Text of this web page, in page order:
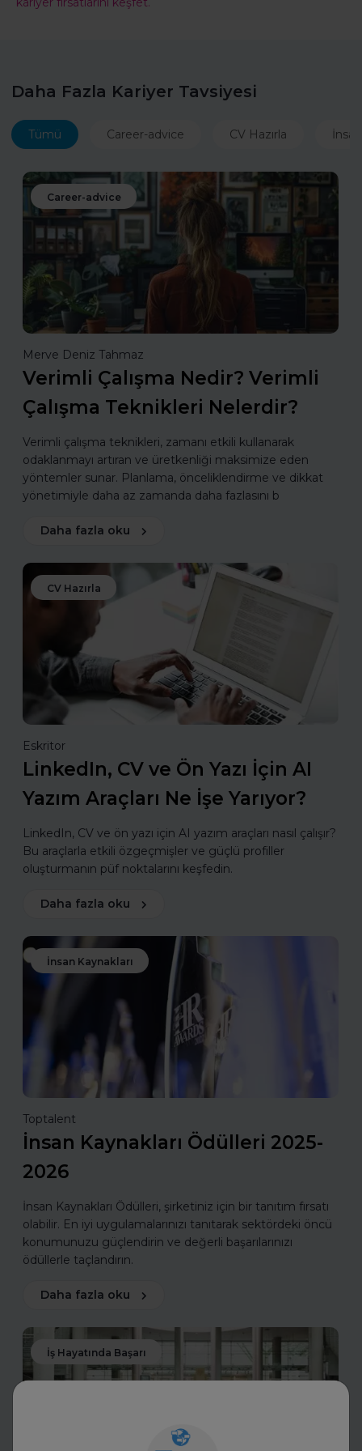
Daha Fazla Kariyer Tavsiyesi
Tümü Career-advice CV Hazırla
Career-advice
Merve Deniz Tahmaz
Verimli Çalışma Nedir? Verimli
Çalışma Teknikleri Nelerdir?
Verimli çalışma teknikleri, zamanı etkili kullanarak
odaklanmayı artıran ve üretkenliği maksimize eden
yöntemler sunar. Planlama, önceliklendirme ve dikkat
yönetimiyle daha az zamanda daha fazlasını b
Daha fazla oku
CV Hazırla
Eskritor
LinkedIn, CV ve Ön Yazı İçin AI
Yazım Araçları Ne İşe Yarıyor?
LinkedIn, CV ve ön yazı için AI yazım araçları nasıl çalışır?
Bu araçlarla etkili özgeçmişler ve güçlü profiller
oluşturmanın püf noktalarını keşfedin.
Daha fazla oku
İnsan Kaynakları
Toptalent
İnsan Kaynakları Ödülleri 2025-
2026
İnsan Kaynakları Ödülleri, şirketiniz için bir tanıtım fırsatı
olabilir. En iyi uygulamalarınızı tanıtarak sektördeki öncü
konumunuzu güçlendirin ve değerli başarılarınızı
ödüllerle taçlandırın.
Daha fazla oku
İş Hayatında Başarı